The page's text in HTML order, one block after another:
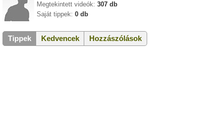
Megtekintett videók: 307 db
Saját tippek: 0 db
Tippek Kedvencek Hozzászólások